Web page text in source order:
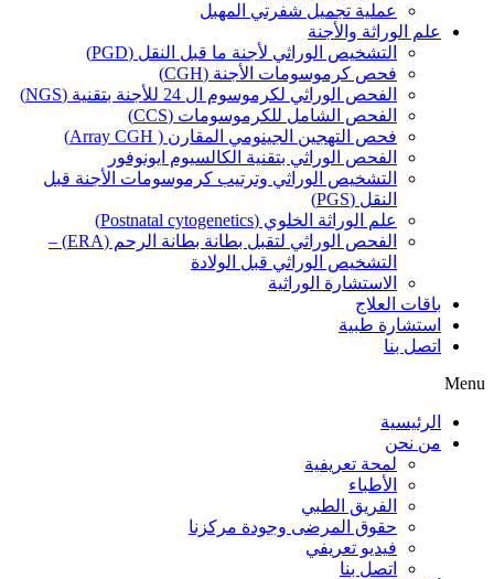
عملية تجميل شفرتي المهبل
علم الوراثة والأجنة
التشخيص الوراثي لأجنة ما قبل النقل (PGD)
فحص كرموسومات الأجنة (CGH)
الفحص الوراثي لكرموسوم ال 24 للأجنة بتقنية (NGS)
الفحص الشامل للكرموسومات (CCS)
فحص التهجين الجينومي المقارن ( Array CGH)
الفحص الوراثي بتقنية الكالسيوم ايونوفور
التشخيص الوراثي وترتيب كرموسومات الأجنة قبل
النقل (PGS)
علم الوراثة الخلوي (Postnatal cytogenetics)
الفحص الوراثي لتقبل بطانة بطانة الرحم (ERA) –
التشخيص الوراثي قبل الولادة
الاستشارة الوراثية
باقات العلاج
استشارة طبية
اتصل بنا
Menu
الرئيسية
من نحن
لمحة تعريفية
الأطباء
الفريق الطبي
حقوق المرضى وجودة مركزنا
فيديو تعريفي
اتصل بنا